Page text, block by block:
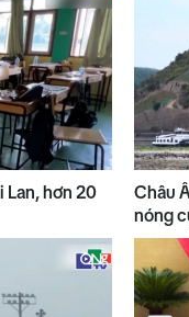
Lan, hơn 20
Châu
nóng